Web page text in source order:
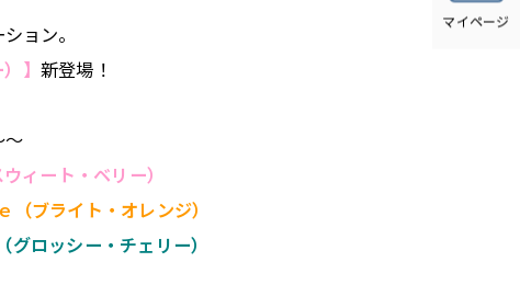
ョン。
】 新登場！
ィート・ベリー）
ブライト・オレンジ）
ロッシー・チェリー）